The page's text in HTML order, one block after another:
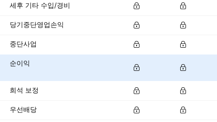
세후 기타 수입/경비
당기중단영업손익
중단사업
순이익
희석 보정
우선배당